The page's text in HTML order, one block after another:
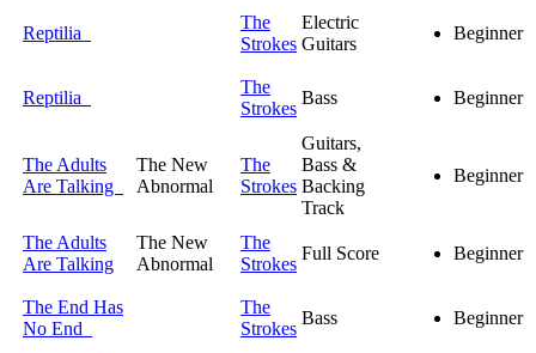
Reptilia
The
Strokes
Electric
Guitars
Beginner
Reptilia
The
Strokes
Bass Beginner
The Adults
Are Talking
The New
Abnormal
The
Strokes
Guitars,
Bass &
Backing
Track
Beginner
The Adults
Are Talking
The New
Abnormal
The
Strokes
Full Score Beginner
The End Has
No End
The
Strokes
Bass Beginner